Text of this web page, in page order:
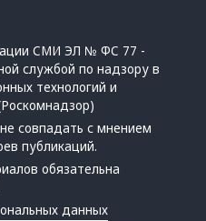
СМИ ЭЛ № ФС 77 -
службой по надзору в
технологий и
совпадать с мнением
публикаций.
обязательна
данных